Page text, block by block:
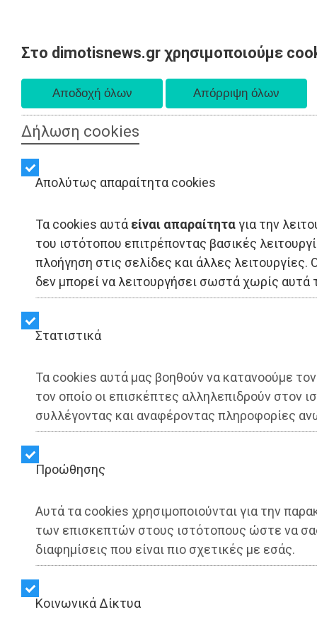
Στο dimotisnews.gr χρησιμοποιούμε
Δήλωση cookies
Απολύτως απαραίτητα cookies
Τα cookies αυτά είναι απαραίτηταγια την
του ιστότοπου επιτρέποντας βασικές
πλοήγηση στις σελίδες και άλλες λειτουργίες.
δεν μπορεί να λειτουργήσει σωστά χωρίς αυτά
Στατιστικά
Τα cookies αυτά μας βοηθούν να κατανοούμε
τον οποίο οι επισκέπτες αλληλεπιδρούν στον
συλλέγοντας και αναφέροντας πληροφορίες
Προώθησης
Αυτά τα cookies χρησιμοποιούνται για την
των επισκεπτών στους ιστότοπους ώστε να
διαφημίσεις που είναι πιο σχετικές με εσάς.
Kοινωνικά Δίκτυα
Α. 6:36 πμ - Δ. 8:24 μμ
ΑΥΤΟΔΙΟΙΚΗΣΗ - Παλλήνη
Κωστής Σμέρος: «Έταξαν
τ' όνειρο και κατέληξαν
στα δελτία τύπου μετά
μουσικής για το κλείσιμο
μιας λακκούβας» (video)
Share: